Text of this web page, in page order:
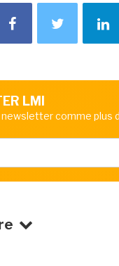
LMI
newsletter comme plus